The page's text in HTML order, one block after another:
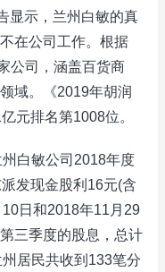
显示，兰州白敏的真
在公司工作。根据
公司，涵盖百货商
域。《2019年胡润
元排名第1008位。
州白敏公司2018年度
发现金股利16元(含
日和2018年11月29
三季度的股息，总计
居民共收到133笔分